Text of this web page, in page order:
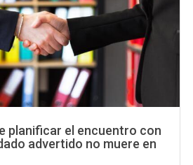
planificar el encuentro con
advertido no muere en